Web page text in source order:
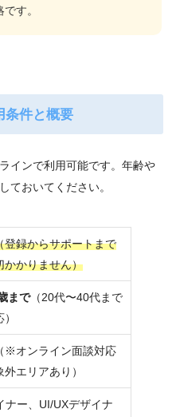
す。
条件と概要
インで利用可能です。年齢や
ておいてください。
登録からサポートまで
かかりません）
まで（20代〜40代まで
（※オンライン面談対応
外エリアあり）
ナー、UI/UXデザイナ